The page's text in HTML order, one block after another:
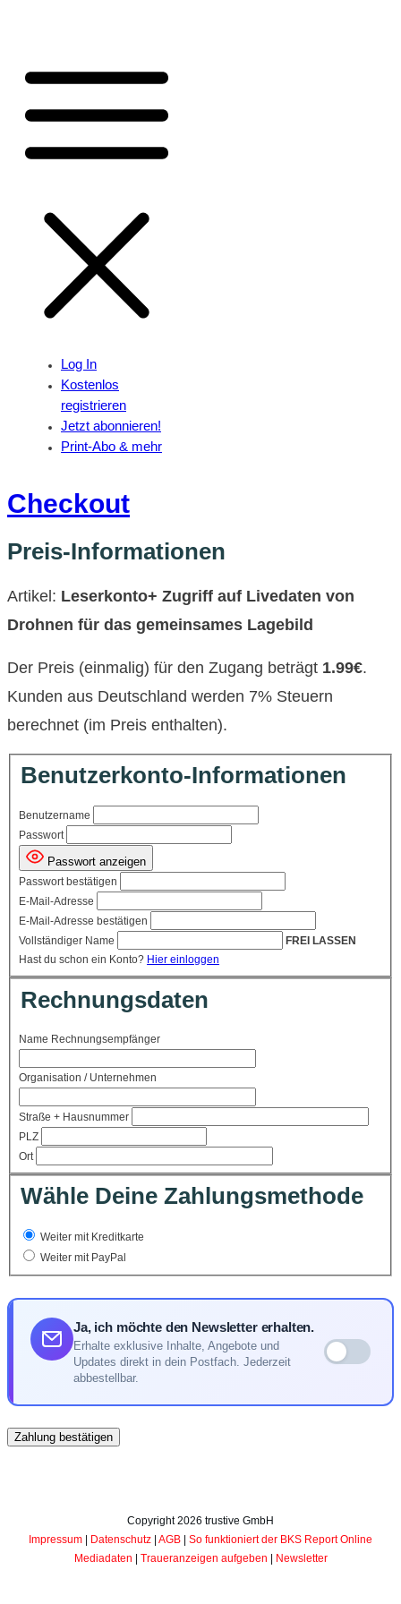
Log In
Kostenlos
registrieren
Jetzt abonnieren!
Print-Abo & mehr
Checkout
Preis-Informationen
Artikel: Leserkonto+ Zugriff auf Livedaten von
Drohnen für das gemeinsames Lagebild
Der Preis (einmalig) für den Zugang beträgt 1.99€.
Kunden aus Deutschland werden 7% Steuern
berechnet (im Preis enthalten).
Benutzerkonto-Informationen
Benutzername
Passwort
Passwort anzeigen
Passwort bestätigen
E-Mail-Adresse
E-Mail-Adresse bestätigen
Vollständiger Name
FREI LASSEN
Hast du schon ein Konto? Hier einloggen
Rechnungsdaten
Name Rechnungsempfänger
Organisation / Unternehmen
Straße + Hausnummer
PLZ
Ort
Wähle Deine Zahlungsmethode
Weiter mit Kreditkarte
Weiter mit PayPal
Ja, ich möchte den Newsletter erhalten.
Erhalte exklusive Inhalte, Angebote und
Updates direkt in dein Postfach. Jederzeit
abbestellbar.
Copyright2026 trustive GmbH
Impressum | Datenschutz | AGB | So funktioniert der BKS Report Online
Mediadaten | Traueranzeigen aufgeben | Newsletter